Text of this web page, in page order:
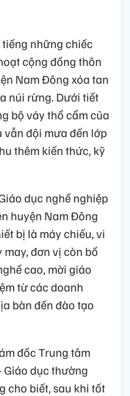
những chiếc
cộng đồng thôn
Nam Đông xóa tan
núi rừng. Dưới tiết
bộ váy thổ cẩm của
vẫn đội mưa đến lớp
thêm kiến thức, kỹ
dục nghề nghiệp
huyện Nam Đông
bị là máy chiếu, vi
đơn vị còn bố
cao, mời giáo
từ các doanh
bàn đến đào tạo
đốc Trung tâm
Giáo dục thường
cho biết, sau khi tốt